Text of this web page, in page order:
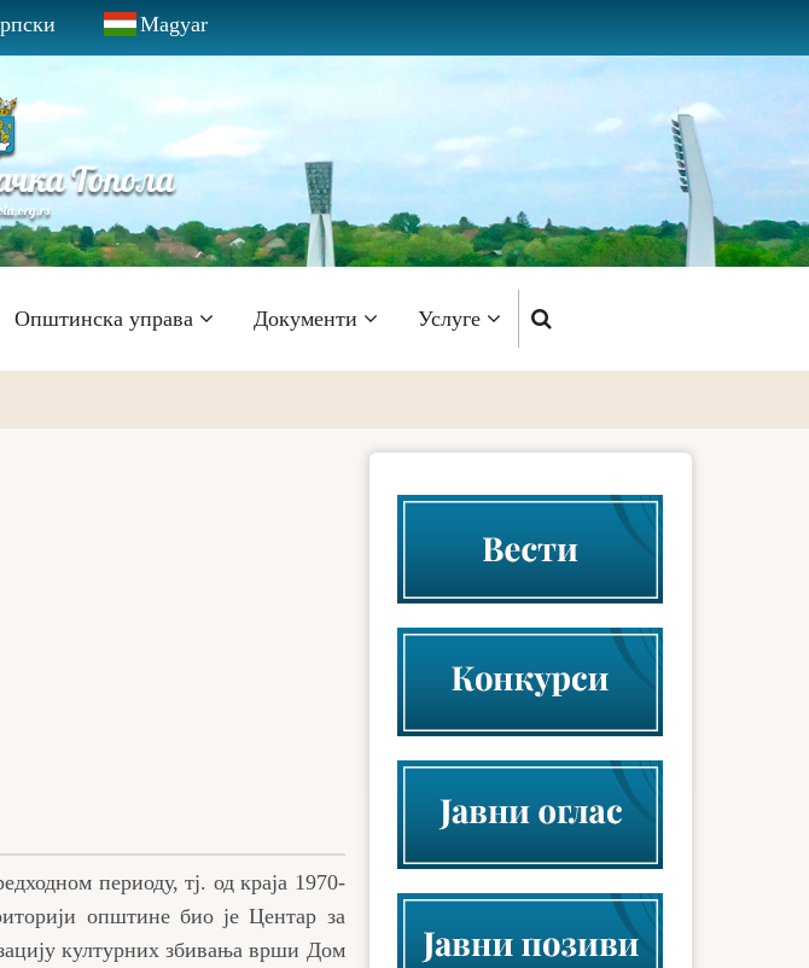
Magyar
Општинска управа Документи Услуге
периоду, тј. од краја 1970-
општине био је Центар за
културних збивања врши Дом